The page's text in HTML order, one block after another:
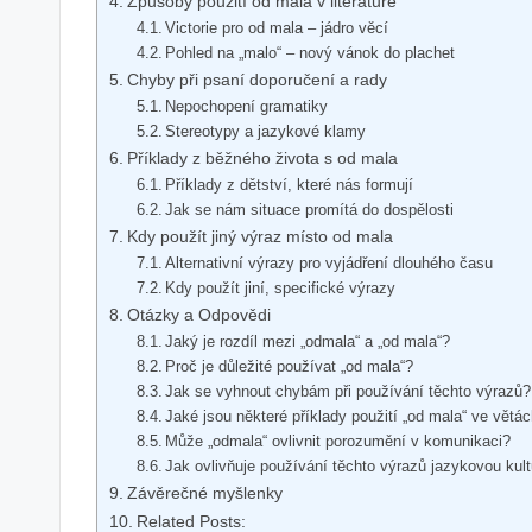
Victorie pro od mala – jádro věcí
Pohled na „malo“ – nový vánok do plachet
Chyby při psaní doporučení a rady
Nepochopení gramatiky
Stereotypy a jazykové klamy
Příklady z běžného života s od mala
Příklady z dětství, které nás formují
Jak se nám situace promítá do dospělosti
Kdy použít jiný výraz místo od mala
Alternativní výrazy pro vyjádření dlouhého času
Kdy použít jiní, specifické výrazy
Otázky a Odpovědi
Jaký je rozdíl mezi „odmala“ a „od mala“?
Proč je důležité používat „od mala“?
Jak se vyhnout chybám při používání těchto výrazů?
Jaké jsou některé příklady použití „od mala“ ve
Může „odmala“ ovlivnit porozumění v komunikaci?
Jak ovlivňuje používání těchto výrazů jazykovou
Závěrečné myšlenky
Related Posts: